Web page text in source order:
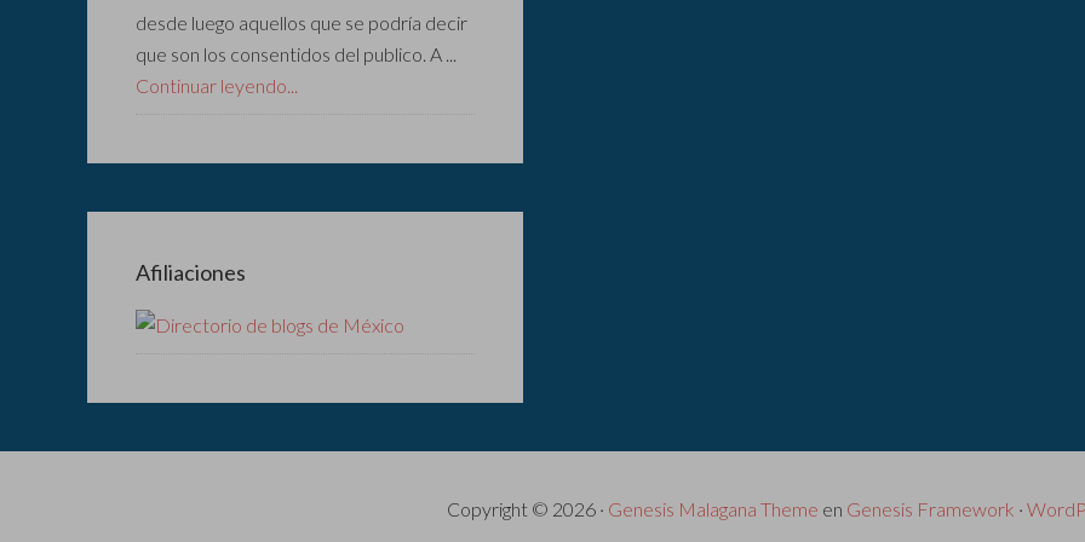
desde luego aquellos que se podría decir
que son los consentidos del publico. A ...
Continuar leyendo...
Afiliaciones
Copyright © 2026 · Genesis Malagana Theme en Genesis Framework ·